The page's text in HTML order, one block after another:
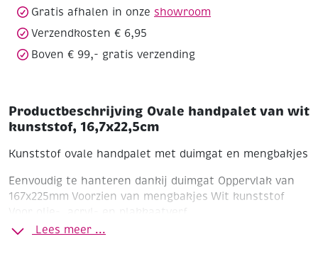
Gratis afhalen in onze showroom
Verzendkosten € 6,95
Boven € 99,- gratis verzending
Productbeschrijving Ovale handpalet van wit
kunststof, 16,7x22,5cm
Kunststof ovale handpalet met duimgat en mengbakjes
Eenvoudig te hanteren dankij duimgat Oppervlak van
167x225mm Voorzien van mengbakjes Wit kunststof
Voor olie-, acryl- en plakkaatverf
Lees meer ...